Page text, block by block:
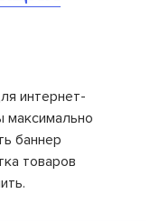
интернет-
максимально
баннер
товаров